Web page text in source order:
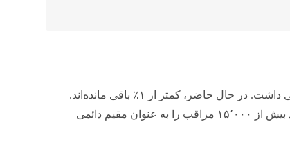
بر اساس برنامه سطوح مهاجرت ۲۰۲۴–۲۰۲۶، کانادا قصد دارد بیش از ۱۵٬۰۰۰ مراقب را به عنوان مقیم دائمی